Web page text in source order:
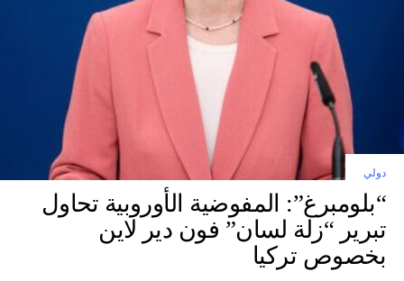
دولي
“بلومبرغ”: المفوضية الأوروبية تحاول
تبرير “زلة لسان” فون دير لاين
بخصوص تركيا